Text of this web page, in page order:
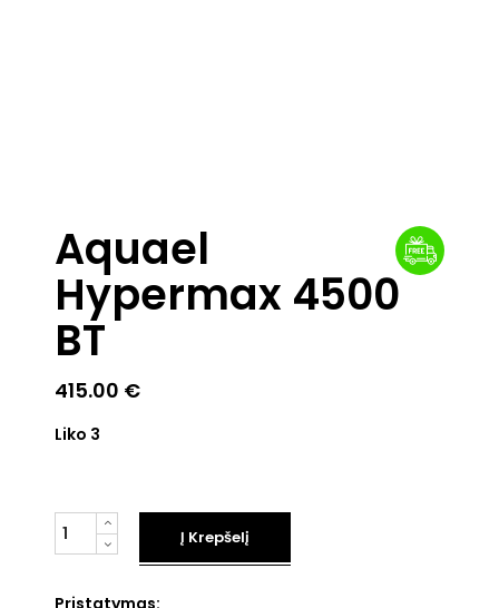
Aquael
Hypermax 4500
BT
415.00 €
Liko 3
Kiekis
Į Krepšelį
Pristatymas: